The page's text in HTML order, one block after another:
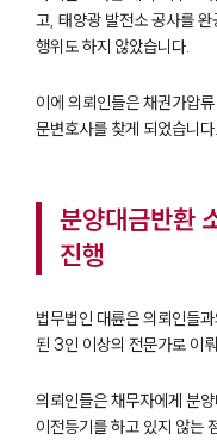
고, 태양광 발전소 공사를
행위도 하지 않았습니다.
이에 의뢰인들은 채권가압
문변호사를 찾게 되었습니다.
분양대금반환
진행
법무법인 대륜은 의뢰인들
된 3인 이상의 전문가로 이
의뢰인들은 채무자에게 분
이전등기를 하고 있지 않는